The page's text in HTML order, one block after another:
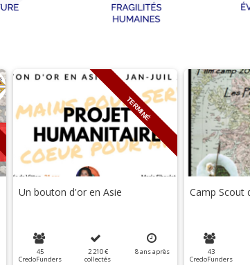
TERMINÉ
Un bouton d'or en Asie
45
CredoFunders
2 210 €
collectés
8ansaprès
Camp Scout
43
CredoFunders